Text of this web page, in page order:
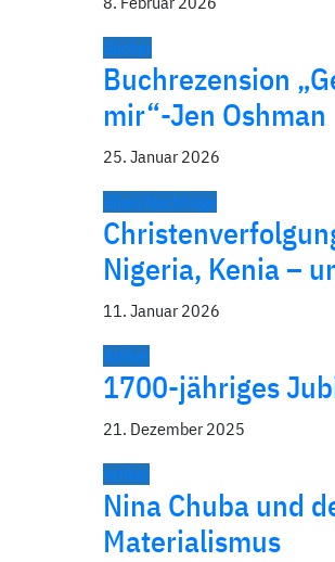
Bücher
Buchrezension
mir“-Jen Oshman
25. Januar 2026
Bibel/Nachfolge
Nigeria, Kenia –
11. Januar 2026
Artikel
1700-jähriges
21. Dezember 2025
Artikel
Nina Chuba und
Materialismus